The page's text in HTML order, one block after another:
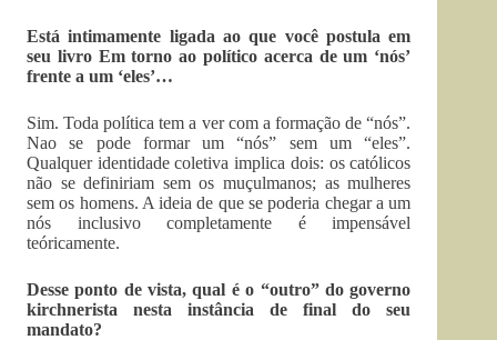
Está intimamente ligada ao que você postula em
seu livro Em torno ao político acerca de um ‘nós’
frente a um ‘eles’…
Sim. Toda política tem a ver com a formação de “nós”.
Nao se pode formar um “nós” sem um “eles”.
Qualquer identidade coletiva implica dois: os católicos
não se definiriam sem os muçulmanos; as mulheres
sem os homens. A ideia de que se poderia chegar a um
nós inclusivo completamente é impensável
teóricamente.
Desse ponto de vista, qual é o “outro” do governo
kirchnerista nesta instância de final do seu
mandato?